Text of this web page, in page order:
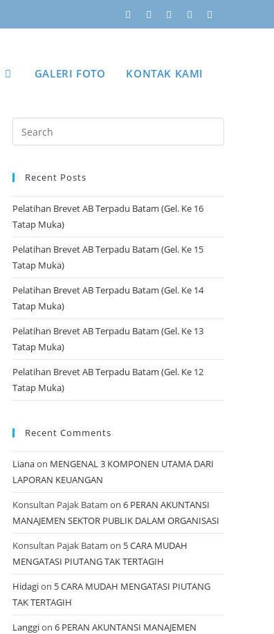
GALERI FOTO KONTAK KAMI
Recent Posts
Pelatihan Brevet AB Terpadu Batam (Gel. Ke 16
Tatap Muka)
Pelatihan Brevet AB Terpadu Batam (Gel. Ke 15
Tatap Muka)
Pelatihan Brevet AB Terpadu Batam (Gel. Ke 14
Tatap Muka)
Pelatihan Brevet AB Terpadu Batam (Gel. Ke 13
Tatap Muka)
Pelatihan Brevet AB Terpadu Batam (Gel. Ke 12
Tatap Muka)
Recent Comments
Lianaon MENGENAL 3 KOMPONEN UTAMA DARI
LAPORAN KEUANGAN
Konsultan Pajak Batam on 6 PERAN AKUNTANSI
MANAJEMEN SEKTOR PUBLIK DALAM ORGANISASI
Konsultan Pajak Batam on 5 CARA MUDAH
MENGATASI PIUTANG TAK TERTAGIH
Hidagion 5 CARA MUDAH MENGATASI PIUTANG
TAK TERTAGIH
Langgion 6 PERAN AKUNTANSI MANAJEMEN